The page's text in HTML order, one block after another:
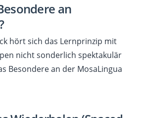
an
hört sich das Lernprinzip mit
nicht sonderlich spektakulär
Besondere an der MosaLingua